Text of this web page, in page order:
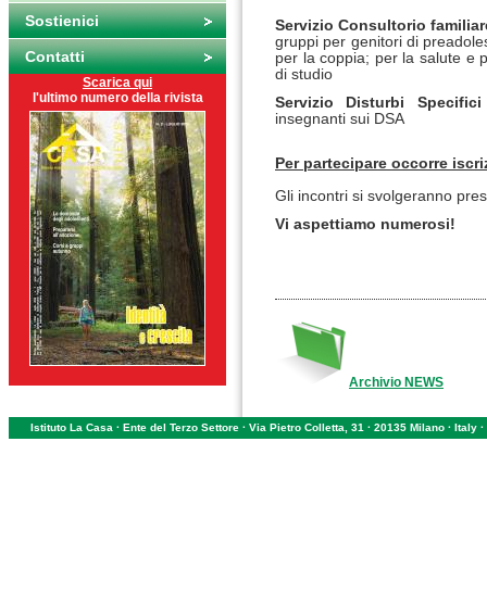
Sostienici
Contatti
Scarica qui
l'ultimo numero della rivista
Servizio Consultorio
gruppi per genitori di
per la coppia; per la salute e
di studio
Servizio Disturbi Specifici
insegnanti sui DSA
Per partecipare occorre
Gli incontri si svolgeranno
Vi aspettiamo numerosi!
Archivio NEWS
Istituto La Casa · Ente del Terzo Settore · Via Pietro Colletta, 31 · 20135 Milano · Italy